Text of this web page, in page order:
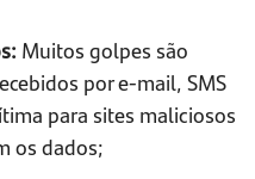
Muitos golpes são
por e-mail, SMS
para sites maliciosos
os dados;